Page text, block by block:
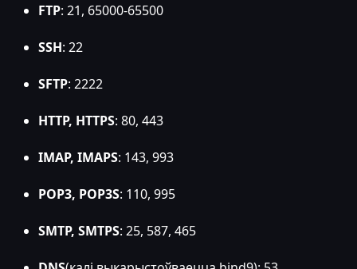
FTP: 21, 65000-65500
SSH: 22
SFTP: 2222
HTTP, HTTPS: 80, 443
IMAP, IMAPS: 143, 993
POP3, POP3S: 110, 995
SMTP, SMTPS: 25, 587, 465